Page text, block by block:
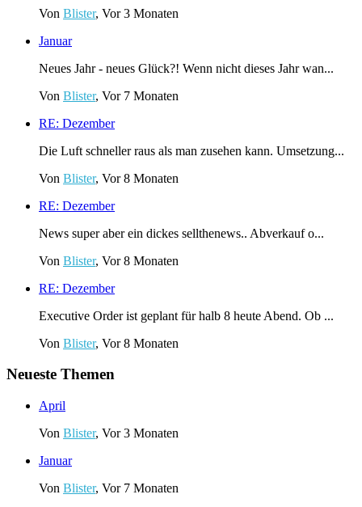
Von Blister, Vor 3 Monaten
Januar
Neues Jahr - neues Glück?! Wenn nicht dieses Jahr wan...
Von Blister, Vor 7 Monaten
RE: Dezember
Die Luft schneller raus als man zusehen kann. Umsetzung...
Von Blister, Vor 8 Monaten
RE: Dezember
News super aber ein dickes sellthenews.. Abverkauf o...
Von Blister, Vor 8 Monaten
RE: Dezember
Executive Order ist geplant für halb 8 heute Abend. Ob ...
Von Blister, Vor 8 Monaten
Neueste Themen
April
Von Blister, Vor 3 Monaten
Januar
Von Blister, Vor 7 Monaten